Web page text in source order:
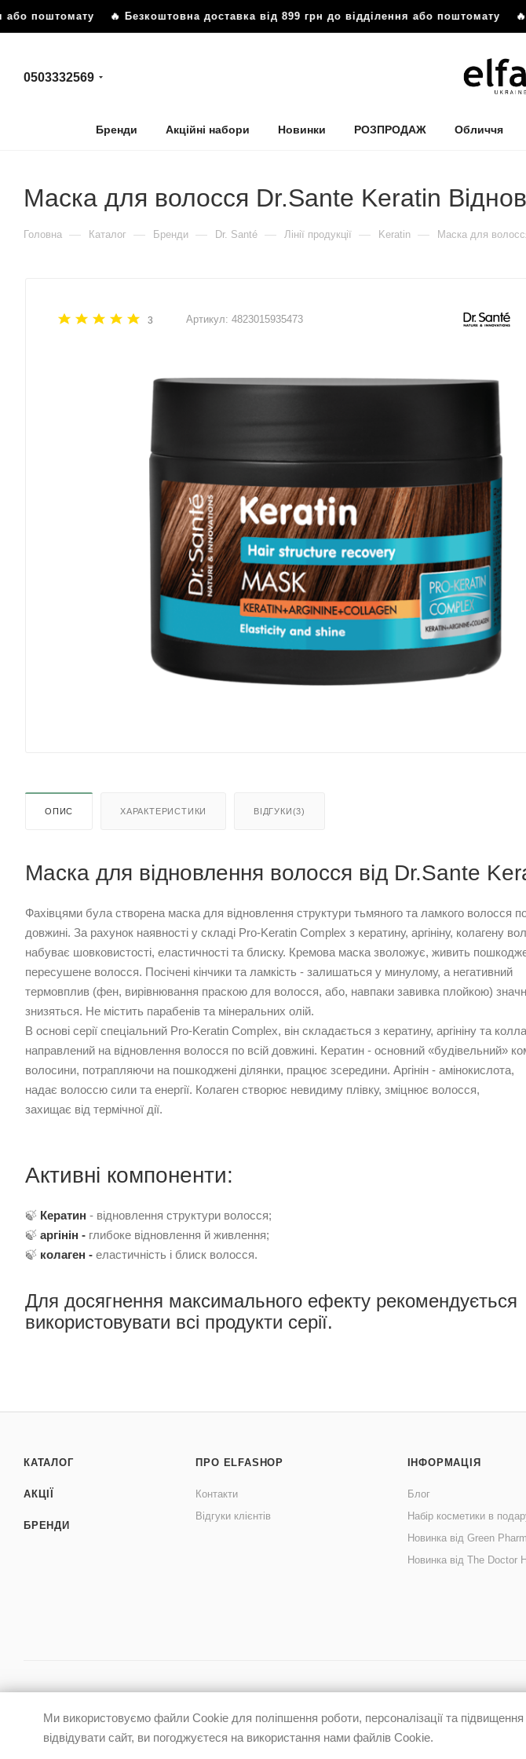
поштомату🔥 Безкоштовна доставка від 899 грн до відділення або поштомату🔥
0503332569
Бренди Акційні набори Новинки РОЗПРОДАЖ Обличчя
Маска для волосся Dr.Sante Keratin
Головна — Каталог — Бренди — Dr. Santé — Лінії продукції — Keratin — Маска для
3 Артикул: 4823015935473
ОПИС ХАРАКТЕРИСТИКИ ВІДГУКИ(3)
Маска для відновлення волосся від Dr.Sante
Фахівцями була створена маска для відновлення структури тьмяного та ламкого волосся
довжині. За рахунок наявності у складі Pro-Keratin Complex з кератину, аргініну, колагену
набуває шовковистості, еластичності та блиску. Кремова маска зволожує, живить
пересушене волосся. Посічені кінчики та ламкість - залишаться у минулому, а негативний
термовплив (фен, вирівнювання праскою для волосся, або, навпаки завивка плойкою)
знизяться. Не містить парабенів та мінеральних олій.
В основі серії спеціальний Pro-Keratin Complex, він складається з кератину, аргініну та
направлений на відновлення волосся по всій довжині. Кератин - основний «будівельний»
волосини, потрапляючи на пошкоджені ділянки, працює зсередини. Аргінін - амінокислота,
надає волоссю сили та енергії. Колаген створює невидиму плівку, зміцнює волосся,
захищає від термічної дії.
Активні компоненти:
🍃 Кератин - відновлення структури волосся;
🍃 аргінін - глибоке відновлення й живлення;
🍃 колаген - еластичність і блиск волосся.
Для досягнення максимального ефекту рекомендується
використовувати всі продукти серії.
КАТАЛОГ
АКЦІЇ
БРЕНДИ
ПРО ELFASHOP
Контакти
Відгуки клієнтів
ІНФОРМАЦІЯ
Блог
Набір косметики в
Новинка від Green
Новинка від The Doctor
Ми використовуємо файли Cookie для поліпшення роботи, персоналізації та
відвідувати сайт, ви погоджуєтеся на використання нами файлів Cookie.